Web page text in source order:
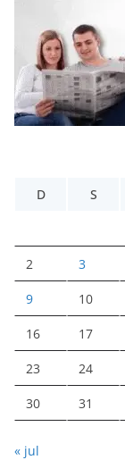
D
S
2 3
9 10
16 17
23 24
30 31
« jul